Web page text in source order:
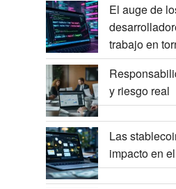
El auge de
trabajo en
y riesgo real
Las
impacto en